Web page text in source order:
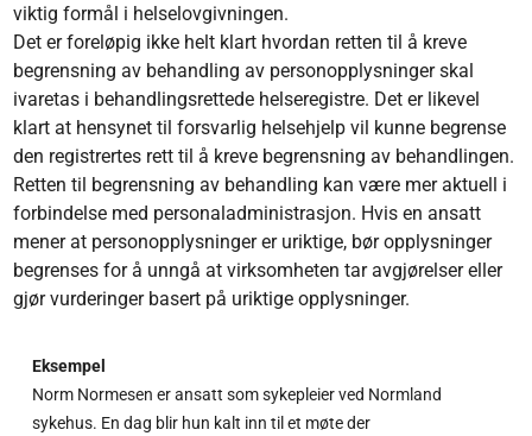
viktig formål i helselovgivningen.
Det er foreløpig ikke helt klart hvordan retten til å kreve
begrensning av behandling av personopplysninger skal
ivaretas i behandlingsrettede helseregistre. Det er likevel
klart at hensynet til forsvarlig helsehjelp vil kunne begrense
den registrertes rett til å kreve begrensning av behandlingen.
Retten til begrensning av behandling kan være mer aktuell i
forbindelse med personaladministrasjon. Hvis en ansatt
mener at personopplysninger er uriktige, bør opplysninger
begrenses for å unngå at virksomheten tar avgjørelser eller
gjør vurderinger basert på uriktige opplysninger.
Eksempel
Norm Normesen er ansatt som sykepleier ved Normland
sykehus. En dag blir hun kalt inn til et møte der